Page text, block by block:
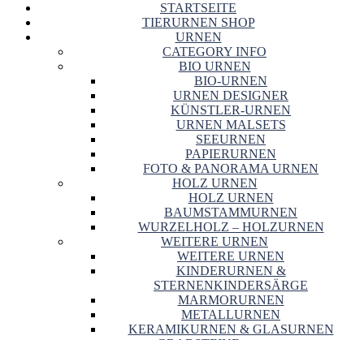
STARTSEITE
TIERURNEN SHOP
URNEN
CATEGORY INFO
BIO URNEN
BIO-URNEN
URNEN DESIGNER
KÜNSTLER-URNEN
URNEN MALSETS
SEEURNEN
PAPIERURNEN
FOTO & PANORAMA URNEN
HOLZ URNEN
HOLZ URNEN
BAUMSTAMMURNEN
WURZELHOLZ – HOLZURNEN
WEITERE URNEN
WEITERE URNEN
KINDERURNEN &
STERNENKINDERSÄRGE
MARMORURNEN
METALLURNEN
KERAMIKURNEN & GLASURNEN